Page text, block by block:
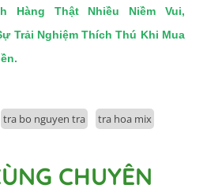
Hàng Thật Nhiều Niềm Vui,
Trải Nghiệm Thích Thú Khi Mua
tra bo nguyen tra
tra hoa mix
CHUYÊN